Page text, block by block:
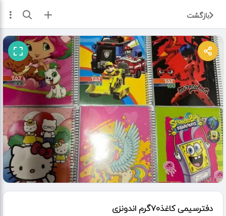
بازگشت ثبت آگهی
دفترسیمی کاغذ۷۰گرم اندونزی